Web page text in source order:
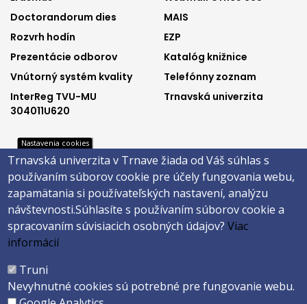
menu
1
Doctorandorum dies
Rozvrh hodín
Prezentácie odborov
Vnútorný systém kvality
InterReg TVU-MU
304011U620
menu
2
MAIS
EZP
Katalóg knižnice
Telefónny zoznam
Trnavská univerzita
Footer
menu
3
Katalóg knižnice
Telefónny zoznam
Trnavská univerzita
Footer
menu
4
E-shop
Facebook
Instagram
Youtube
Päta
Správca obsahu
Nastavenia cookies
Trnavská univerzita v Trnave žiada od Váš súhlas s
používaním súborov cookie pre účely fungovania webu,
zapamätania si používateľských nastavení, analýzu
návštevnosti.Súhlasíte s používaním súborov cookie a
spracovaním súvisiacich osobných údajov?Viac
informácií
Truni
Nevyhnutné cookies sú potrebné pre fungovanie webu.